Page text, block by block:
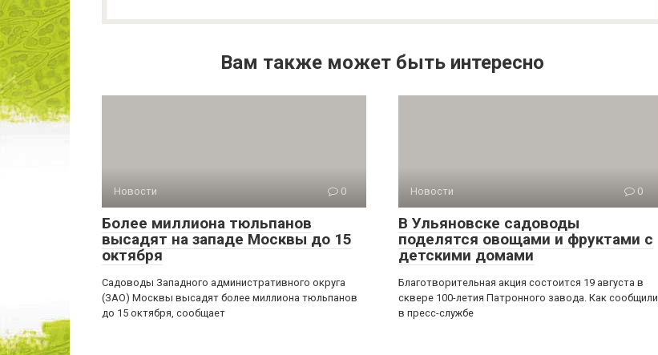
Вам также может быть интересно
Новости 0
Более миллиона тюльпанов
высадят на западе Москвы до 15
октября
Садоводы Западного административного округа
(ЗАО) Москвы высадят более миллиона тюльпанов
до 15 октября, сообщает
Новости 0
В Ульяновске садоводы
поделятся овощами и фруктами с
детскими домами
Благотворительная акция состоится 19 августа в
сквере 100-летия Патронного завода. Как сообщили
в пресс-службе